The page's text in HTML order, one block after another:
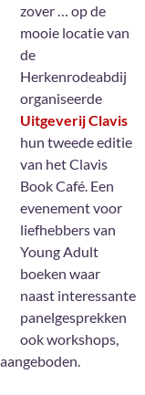
zover … op de
mooie locatie van
de
Herkenrodeabdij
organiseerde
Uitgeverij Clavis
hun tweede editie
van het Clavis
Book Café. Een
evenement voor
liefhebbers van
Young Adult
boeken waar
naast interessante
panelgesprekken
ook workshops,